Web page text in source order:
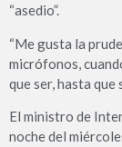
“asedio”.
“Me gusta la
micrófonos,
que ser, hasta que
El ministro de
noche del